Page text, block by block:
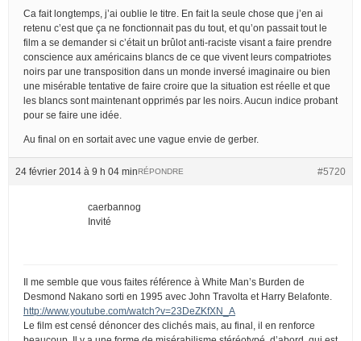
Ca fait longtemps, j’ai oublie le titre. En fait la seule chose que j’en ai
retenu c’est que ça ne fonctionnait pas du tout, et qu’on passait tout le
film a se demander si c’était un brûlot anti-raciste visant a faire prendre
conscience aux américains blancs de ce que vivent leurs compatriotes
noirs par une transposition dans un monde inversé imaginaire ou bien
une misérable tentative de faire croire que la situation est réelle et que
les blancs sont maintenant opprimés par les noirs. Aucun indice probant
pour se faire une idée.
Au final on en sortait avec une vague envie de gerber.
24 février 2014 à 9 h 04 min #5720
RÉPONDRE
caerbannog
Invité
Il me semble que vous faites référence à White Man’s Burden de
Desmond Nakano sorti en 1995 avec John Travolta et Harry Belafonte.
http://www.youtube.com/watch?v=23DeZKfXN_A
Le film est censé dénoncer des clichés mais, au final, il en renforce